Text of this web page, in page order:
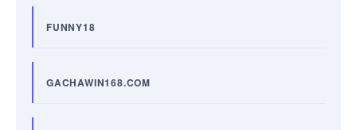
FUNNY18
GACHAWIN168.COM